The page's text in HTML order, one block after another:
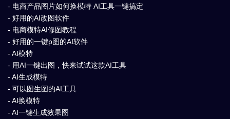
- 电商产品图片如何换模特 AI工具一键搞定
- 好用的AI改图软件
- 电商模特AI修图教程
- 好用的一键p图的AI软件
- AI模特
- 用AI一键出图，快来试试这款AI工具
- AI生成模特
- 可以图生图的AI工具
- AI换模特
- AI一键生成效果图